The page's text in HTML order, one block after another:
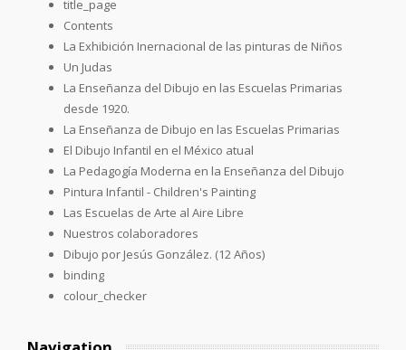
title_page
Contents
La Exhibición Inernacional de las pinturas de Niños
Un Judas
La Enseñanza del Dibujo en las Escuelas Primarias
desde 1920.
La Enseñanza de Dibujo en las Escuelas Primarias
El Dibujo Infantil en el México atual
La Pedagogía Moderna en la Enseñanza del Dibujo
Pintura Infantil - Children's Painting
Las Escuelas de Arte al Aire Libre
Nuestros colaboradores
Dibujo por Jesús González. (12 Años)
binding
colour_checker